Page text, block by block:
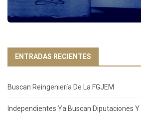
ENTRADAS RECIENTES
Buscan Reingeniería De La FGJEM
Independientes Ya Buscan Diputaciones